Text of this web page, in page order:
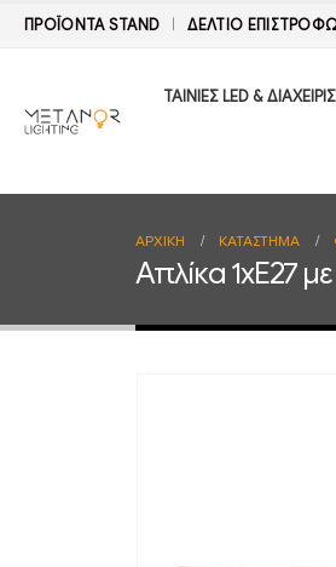
ΠΡΟΪΟΝΤΑ STAND ΔΕΛΤΊΟ
ΤΑΙΝΙΕΣ LED &
ΑΡΧΙΚΉ ΚΑΤΆΣΤΗΜΑ
Απλίκα 1xE27